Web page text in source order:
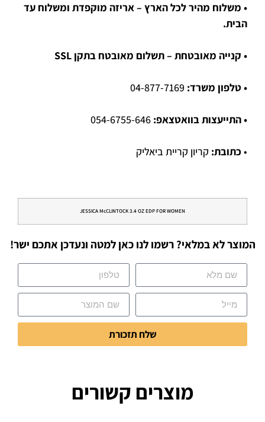
• משלוח מהיר לכל הארץ – אריזה מוקפדת ומשלוח עד
הבית.
• קנייה מאובטחת – תשלום מאובטח בתקן SSL
• טלפון משרד:
• התייעצות בוואטצאפ:
• כתובת: קריון קריית ביאליק
JESSICA McCLINTOCK 3.4 OZ EDP FOR WOMEN
המוצר לא במלאי? רשמו לנו כאן למטה ונעדכן אתכם ישר!
שלח תזכורת
מוצרים קשורים